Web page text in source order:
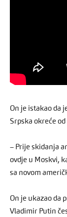
On je istakao da
Srpska okreće od
– Prije skidanja
ovdje u Moskvi,
sa novom
On je ukazao da
Vladimir Putin